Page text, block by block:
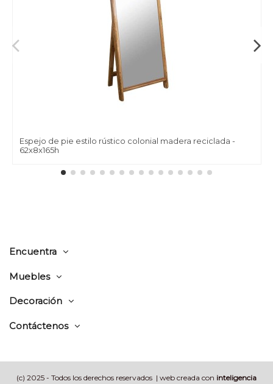
Espejo de pie estilo rústico colonial madera reciclada -
62x8x165h
Encuentra
Muebles
Decoración
Contáctenos
(c) 2025 - Todos los derechos reservados | web creada con inteligencia